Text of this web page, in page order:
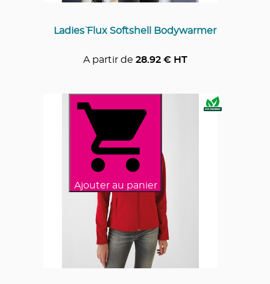
Ladies` Flux Softshell Bodywarmer
A partir de 28.92€ HT
Ajouter au panier